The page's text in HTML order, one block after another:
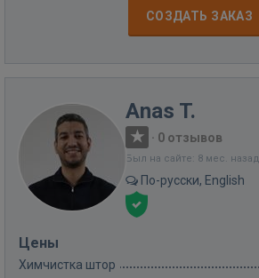
СОЗДАТЬ ЗАКАЗ
Anas T.
· 0 отзывов
Был на сайте: 8 мес. назад
По-русски, English
Цены
Химчистка штор